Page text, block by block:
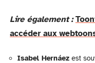
Lire également :
accéder aux
Isabel Hernáez est